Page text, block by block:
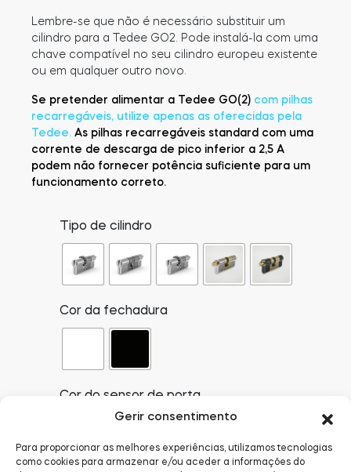
Gerir consentimento
Para proporcionar as melhores experiências, utilizamos tecnologias
como cookies para armazenar e/ou aceder a informações do
Lembre-se que não é necessário substituir um
cilindro para a Tedee GO2. Pode instalá-la com uma
chave compatível no seu cilindro europeu existente
ou em qualquer outro novo.
Se pretender alimentar a Tedee GO(2) com pilhas
recarregáveis, utilize apenas as oferecidas pela
Tedee.
As pilhas recarregáveis standard com uma
corrente de descarga de pico inferior a 2,5 A
podem não fornecer potência suficiente para um
funcionamento correto.
Tipo de cilindro
Cor da fechadura
Cor do sensor de porta